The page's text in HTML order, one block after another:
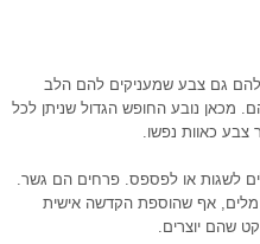
גם צבע שמעניקים להם הלב
מכאן נובע החופש הגדול שניתן לכל
כאוות נפשו.
לשגות או לפספס. פרחים הם גשר.
אף שהוספת הקדשה אישית
שהם יוצרים.